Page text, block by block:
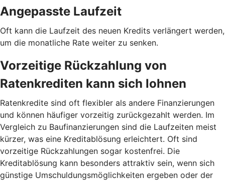
Angepasste Laufzeit
Oft kann die Laufzeit des neuen Kredits verlängert werden,
um die monatliche Rate weiter zu senken.
Vorzeitige Rückzahlung von
Ratenkrediten kann sich lohnen
Ratenkredite sind oft flexibler als andere Finanzierungen
und können häufiger vorzeitig zurückgezahlt werden. Im
Vergleich zu Baufinanzierungen sind die Laufzeiten meist
kürzer, was eine Kreditablösung erleichtert. Oft sind
vorzeitige Rückzahlungen sogar kostenfrei. Die
Kreditablösung kann besonders attraktiv sein, wenn sich
günstige Umschuldungsmöglichkeiten ergeben oder der